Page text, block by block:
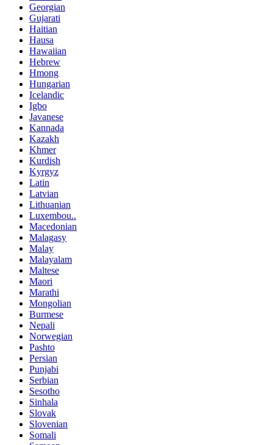
Georgian
Gujarati
Haitian
Hausa
Hawaiian
Hebrew
Hmong
Hungarian
Icelandic
Igbo
Javanese
Kannada
Kazakh
Khmer
Kurdish
Kyrgyz
Latin
Latvian
Lithuanian
Luxembou..
Macedonian
Malagasy
Malay
Malayalam
Maltese
Maori
Marathi
Mongolian
Burmese
Nepali
Norwegian
Pashto
Persian
Punjabi
Serbian
Sesotho
Sinhala
Slovak
Slovenian
Somali